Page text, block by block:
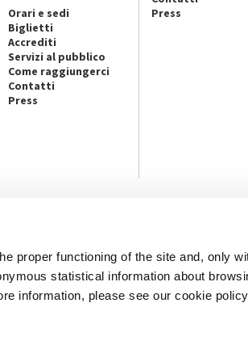
proper functioning of the site and, only
statistical information about
information, please see our cookie
Orari e sedi
Biglietti
Accrediti
Servizi al pubblico
Come raggiungerci
Contatti
Press
Press
e Teatro
Iscriviti alla nostra Newsletter per
aggiornato su tutte le